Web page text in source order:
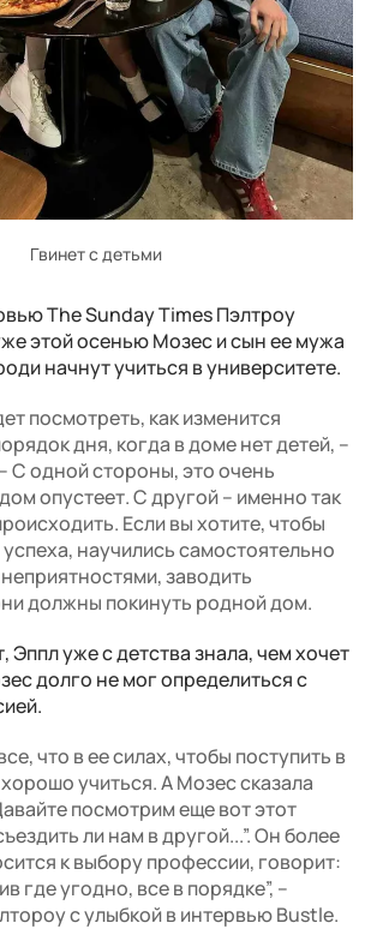
Гвинет с детьми
The Sunday Times Пэлтроу
этой осенью Мозес и сын ее мужа
начнут учиться в университете.
посмотреть, как изменится
дня, когда в доме нет детей, –
С одной стороны, это очень
опустеет. С другой – именно так
Если вы хотите, чтобы
научились самостоятельно
заводить
должны покинуть родной дом.
Эппл уже с детства знала, чем хочет
долго не мог определиться с
что в ее силах, чтобы поступить в
учиться. А Мозес сказала
посмотрим еще вот этот
ли нам в другой...”. Он более
к выбору профессии, говорит:
где угодно, все в порядке”, –
с улыбкой в интервью Bustle.